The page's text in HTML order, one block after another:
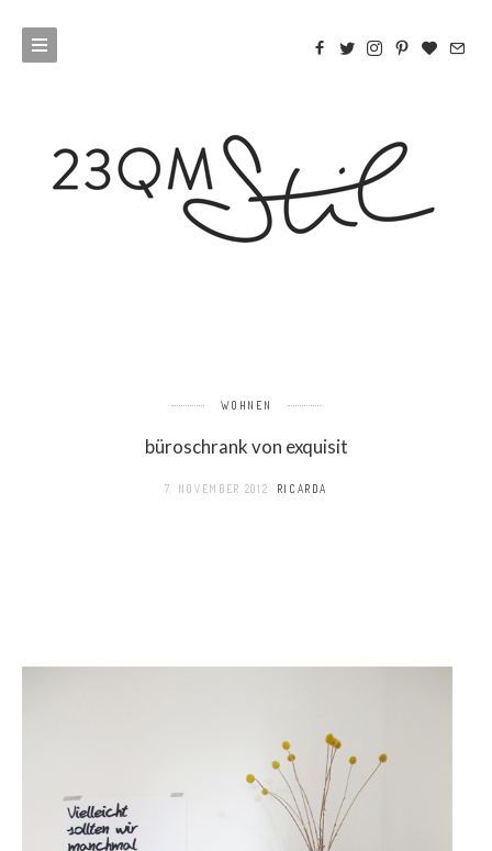
WOHNEN
büroschrank von exquisit
7. NOVEMBER 2012 RICARDA